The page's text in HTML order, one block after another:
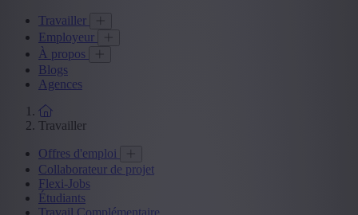
Travailler
Employeur
À propos
Blogs
Agences
Travailler
Offres d'emploi
Collaborateur de projet
Flexi-Jobs
Étudiants
Travail Complémentaire